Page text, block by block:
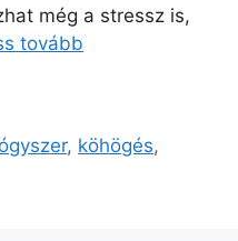
még a stressz is,
tovább
, köhögés,